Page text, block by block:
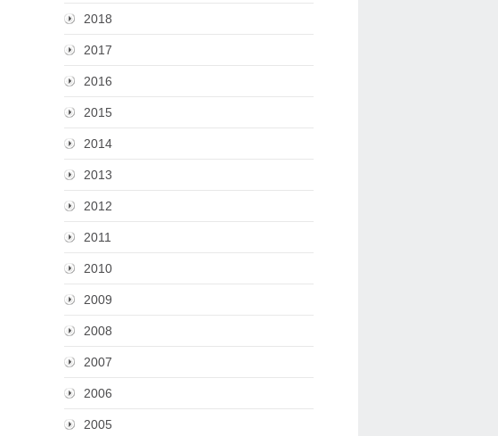
2018
2017
2016
2015
2014
2013
2012
2011
2010
2009
2008
2007
2006
2005